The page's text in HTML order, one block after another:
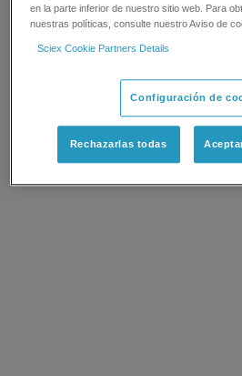
en la parte inferior de nuestro sitio web. Para
nuestras políticas, consulte nuestro Aviso de
Sciex Cookie Partners Details
Configuración de
Rechazarlas todas